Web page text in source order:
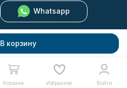
В корзину
Корзина Избранное Войти
Whatsapp